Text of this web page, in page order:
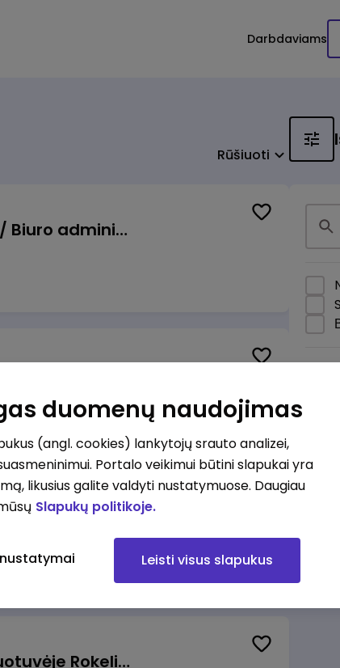
Darbdaviams
Rūšiuoti
Pardavimų vadybininkas (-ė) / Biuro administratorius (-ė) (B2B)
Užsakymų komplektuotojas (-a) Vilniuje (Gariūnai)
Pardavėjas (-a) naujoje parduotuvėje Rokeliuose (NEMOKAMAS TRANSPORTAS)
duomenų naudojimas
(angl. cookies) lankytojų srauto analizei,
Portalo veikimui būtini slapukai yra
likusius galite valdyti nustatymuose. Daugiau
Slapukų politikoje.
Leisti visus slapukus